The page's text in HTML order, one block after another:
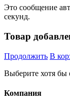
Это сообщение
секунд.
Товар
Продолжить В
Выберите хотя бы
Компания